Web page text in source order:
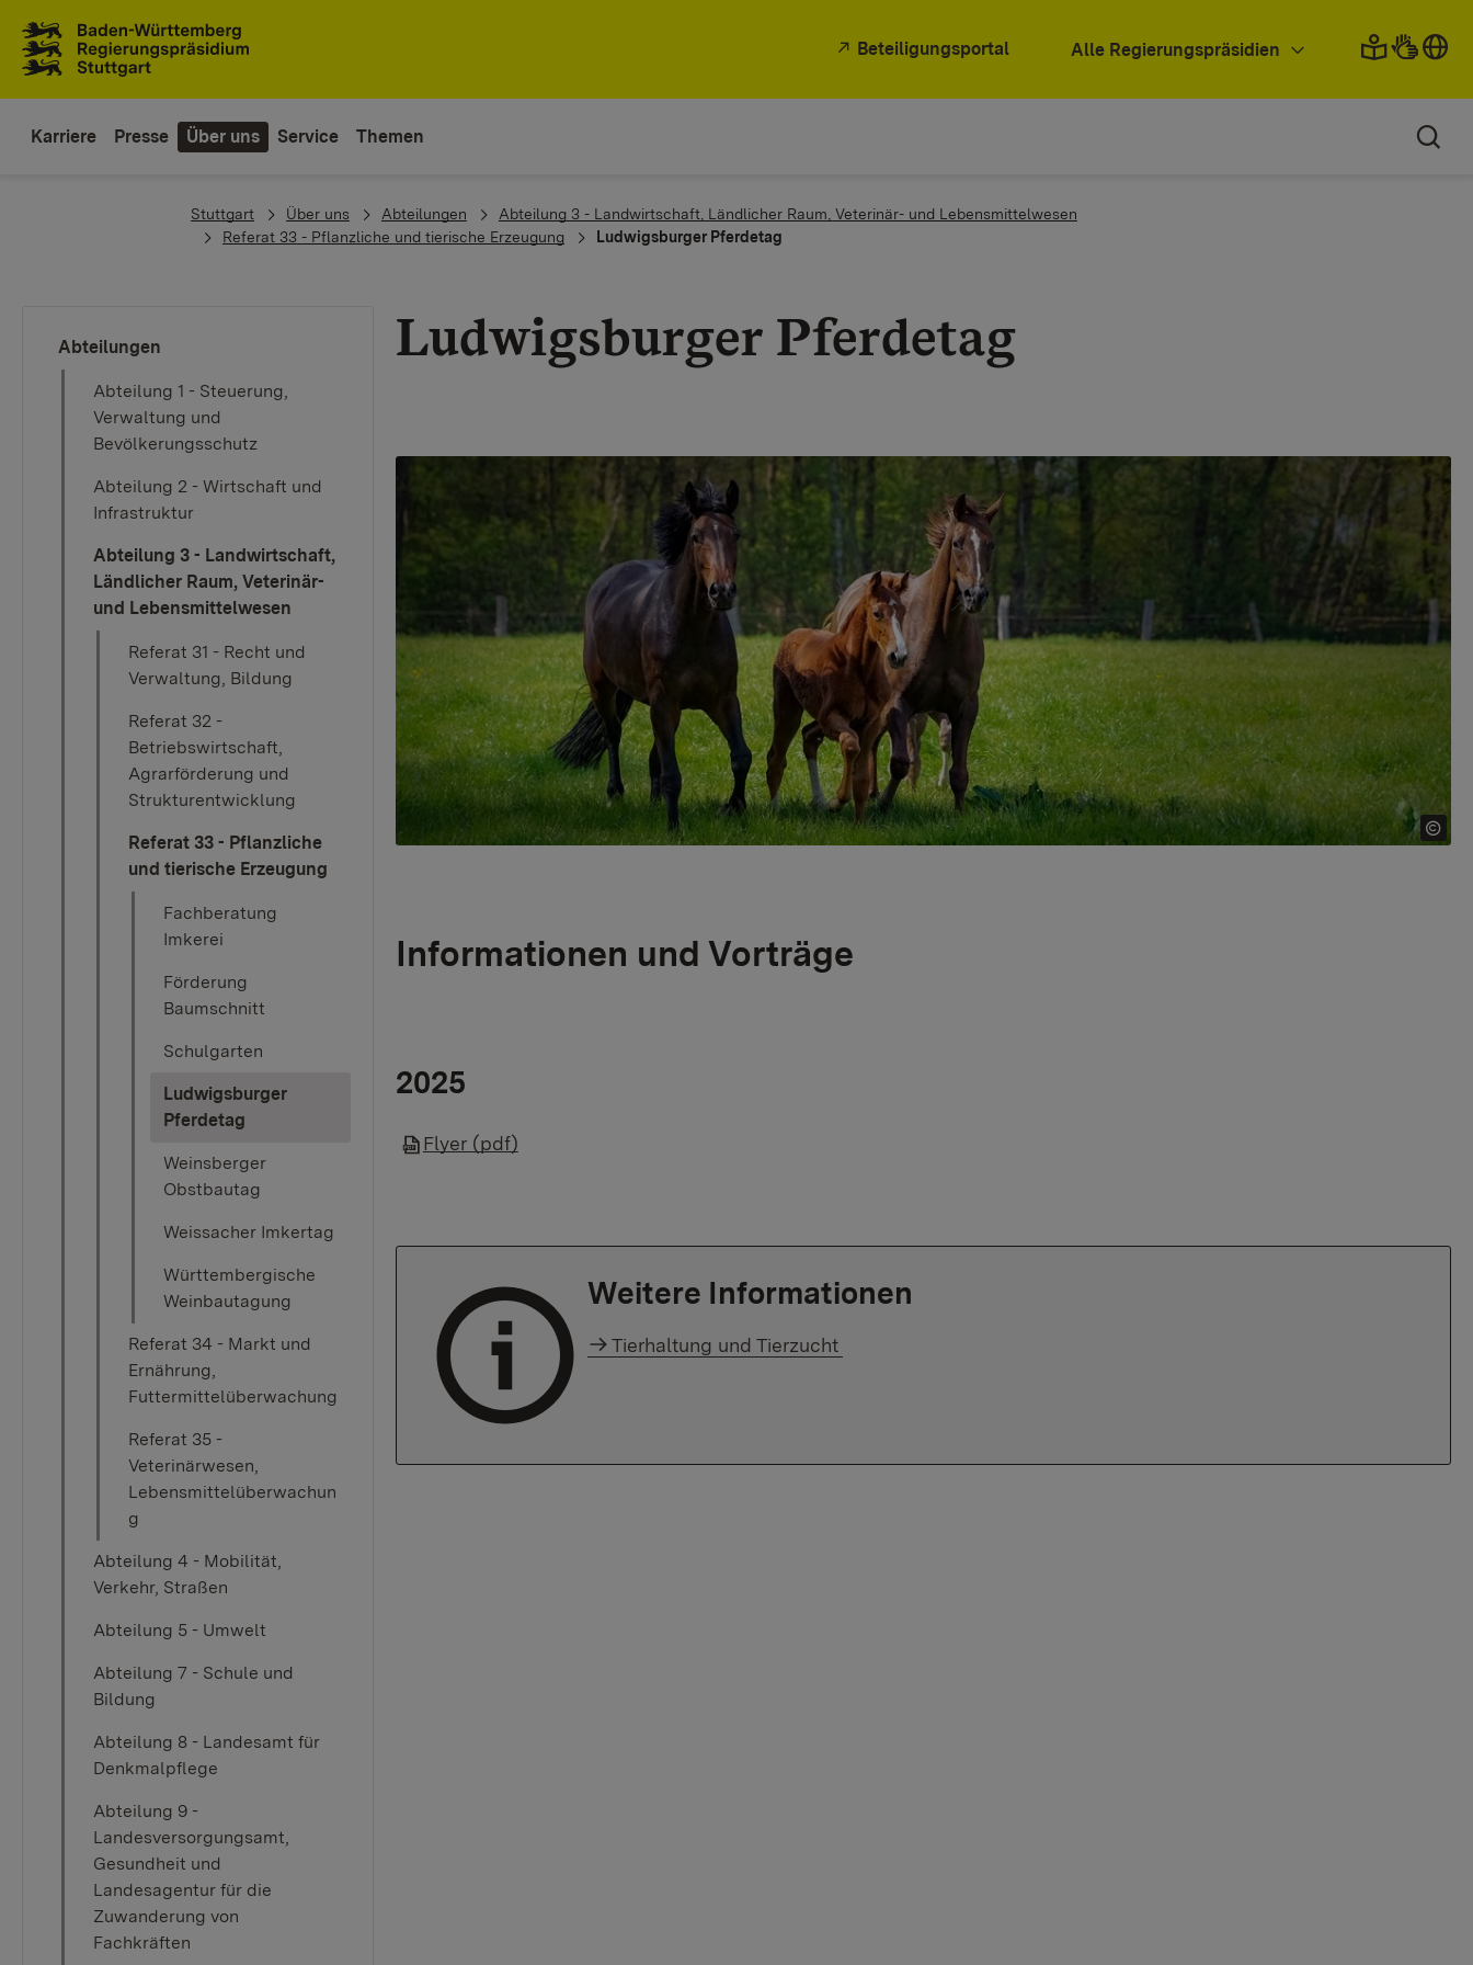
Beteiligungsportal Alle Regierungspräsidien
Karriere Presse Über uns Service Themen
You are here:
Stuttgart Über uns Abteilungen
Abteilung 3 - Landwirtschaft, Ländlicher Raum, Veterinär- und Lebensmittelwesen
Referat 33 - Pflanzliche und tierische Erzeugung
Ludwigsburger Pferdetag
Abteilungen
Abteilung 1 - Steuerung,
Verwaltung und
Bevölkerungsschutz
Abteilung 2 - Wirtschaft und
Infrastruktur
Abteilung 3 - Landwirtschaft,
Ländlicher Raum, Veterinär-
und Lebensmittelwesen
Referat 31 - Recht und
Verwaltung, Bildung
Referat 32 -
Betriebswirtschaft,
Agrarförderung und
Strukturentwicklung
Referat 33 - Pflanzliche
und tierische Erzeugung
Fachberatung
Imkerei
Förderung
Baumschnitt
Schulgarten
Ludwigsburger
Pferdetag
Weinsberger
Obstbautag
Weissacher Imkertag
Württembergische
Weinbautagung
Referat 34 - Markt und
Ernährung,
Futtermittelüberwachung
Referat 35 -
Veterinärwesen,
Lebensmittelüberwachun
g
Abteilung 4 - Mobilität,
Verkehr, Straßen
Abteilung 5 - Umwelt
Abteilung 7 - Schule und
Bildung
Abteilung 8 - Landesamt für
Denkmalpflege
Abteilung 9 -
Landesversorgungsamt,
Gesundheit und
Landesagentur für die
Zuwanderung von
Fachkräften
Ludwigsburger Pferdetag
Informationen und Vorträge
2025
Flyer (pdf)
Weitere Informationen
Tierhaltung und Tierzucht